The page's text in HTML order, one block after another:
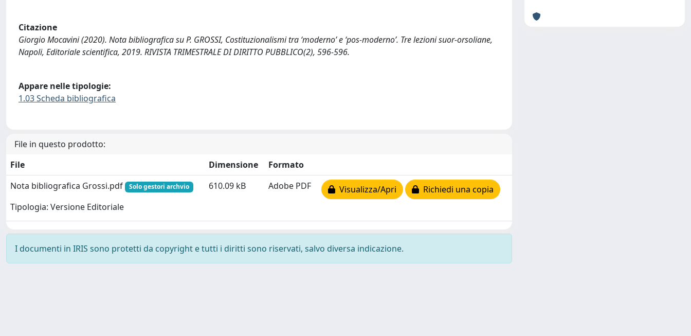
Citazione
Giorgio Mocavini (2020). Nota bibliografica su P. GROSSI, Costituzionalismi tra ‘moderno’ e ‘pos-moderno’. Tre lezioni suor-orsoliane,
Napoli, Editoriale scientifica, 2019. RIVISTA TRIMESTRALE DI DIRITTO PUBBLICO(2), 596-596.
Appare nelle tipologie:
1.03 Scheda bibliografica
File in questo prodotto:
File
Dimensione
Formato
Nota bibliografica Grossi.pdf
Solo gestori archvio
Tipologia: Versione Editoriale
610.09 kB Adobe PDF Visualizza/Apri Richiedi una copia
I documenti in IRIS sono protetti da copyright e tutti i diritti sono riservati, salvo diversa indicazione.